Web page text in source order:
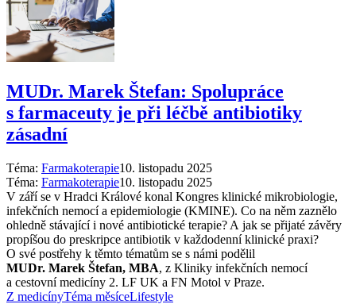
MUDr. Marek Štefan: Spolupráce
s farmaceuty je při léčbě antibiotiky
zásadní
Téma: Farmakoterapie10. listopadu 2025
Téma: Farmakoterapie10. listopadu 2025
V září se v Hradci Králové konal Kongres klinické mikrobiologie,
infekčních nemocí a epidemiologie (KMINE). Co na něm zaznělo
ohledně stávající i nové antibiotické terapie? A jak se přijaté závěry
propíšou do preskripce antibiotik v každodenní klinické praxi?
O své postřehy k těmto tématům se s námi podělil
MUDr. Marek Štefan, MBA, z Kliniky infekčních nemocí
a cestovní medicíny 2. LF UK a FN Motol v Praze.
Z medicínyTéma měsíceLifestyle